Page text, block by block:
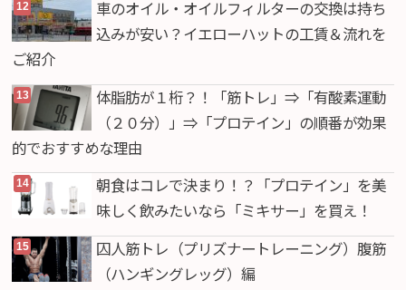
車のオイル・オイルフィルターの交換は持ち
込みが安い？イエローハットの工賃＆流れを
ご紹介
体脂肪が１桁？！「筋トレ」⇒「有酸素運動
（２０分）」⇒「プロテイン」の順番が効果
的でおすすめな理由
朝食はコレで決まり！？「プロテイン」を美
味しく飲みたいなら「ミキサー」を買え！
囚人筋トレ（プリズナートレーニング）腹筋
（ハンギングレッグ）編